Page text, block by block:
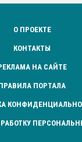
О ПРОЕКТЕ
КОНТАКТЫ
НА САЙТЕ
ПОРТАЛА